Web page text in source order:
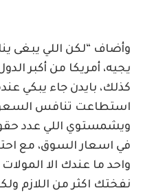
وأضاف “لكن اللي يبغى
يجيه، أمريكا من أكبر
كذلك، بايدن جاء يبكي
استطاعت تنافس
في اسعار السوق، مع
واحد ما عندك الا
نفختك اكثر من اللازم